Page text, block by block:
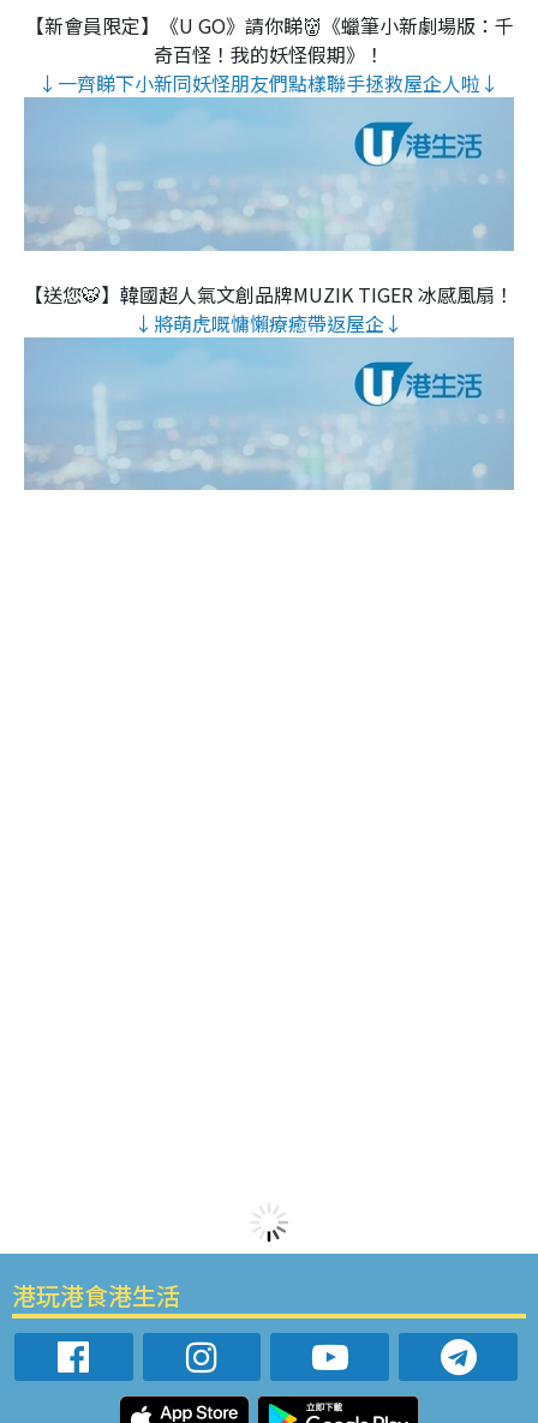
【新會員限定】《U GO》請你睇👹《蠟筆小新劇場版：千
奇百怪！我的妖怪假期》！
↓一齊睇下小新同妖怪朋友們點樣聯手拯救屋企人啦↓
【送您🐯】韓國超人氣文創品牌MUZIK TIGER 冰感風扇！
↓將萌虎嘅慵懶療癒帶返屋企↓
港玩港食港生活